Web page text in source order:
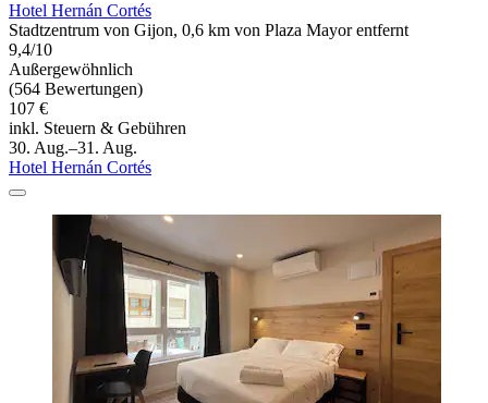
Hotel Hernán Cortés
Stadtzentrum von Gijon, 0,6 km von Plaza Mayor entfernt
9,4/10
Außergewöhnlich
(564 Bewertungen)
107 €
inkl. Steuern & Gebühren
30. Aug.–31. Aug.
Hotel Hernán Cortés